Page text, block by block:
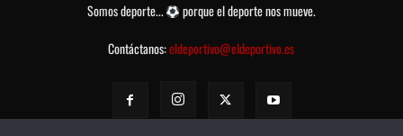
Somos deporte...
porque el deporte nos mueve.
Contáctanos:eldeportivo@eldeportivo.es